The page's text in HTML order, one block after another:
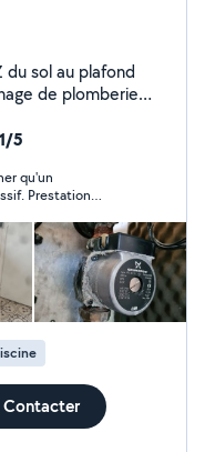
du sol au plafond
5
qu'un
Prestation
Contacter